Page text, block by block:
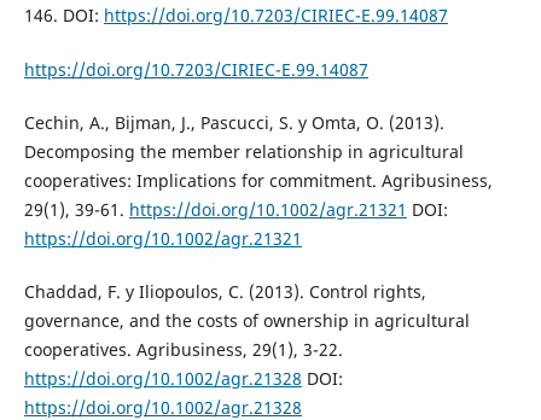
146. DOI: https://doi.org/10.7203/CIRIEC-E.99.14087
https://doi.org/10.7203/CIRIEC-E.99.14087
Cechin, A., Bijman, J., Pascucci, S. y Omta, O. (2013).
Decomposing the member relationship in agricultural
cooperatives: Implications for commitment. Agribusiness,
29(1), 39-61. https://doi.org/10.1002/agr.21321 DOI:
https://doi.org/10.1002/agr.21321
Chaddad, F. y Iliopoulos, C. (2013). Control rights,
governance, and the costs of ownership in agricultural
cooperatives. Agribusiness, 29(1), 3-22.
https://doi.org/10.1002/agr.21328 DOI:
https://doi.org/10.1002/agr.21328